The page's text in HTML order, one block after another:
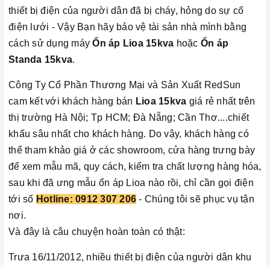
thiết bị điện của người dân đã bị cháy, hỏng do sự cố
điện lưới - Vậy Bạn hãy bảo vệ tài sản nhà mình bằng
cách sử dụng máyỔn áp Lioa 15kva hoặc Ổn áp
Standa 15kva.
Công Ty Cổ Phần Thương Mại và Sản Xuất RedSun
cam kết với khách hàng bán Lioa 15kva giá rẻ nhất trên
thị trường Hà Nội; Tp HCM; Đà Nẵng; Cần Thơ....chiết
khấu sâu nhất cho khách hàng. Do vậy, khách hàng có
thể tham khảo giá ở các showroom, cửa hàng trưng bày
để xem mẫu mã, quy cách, kiểm tra chất lượng hàng hóa,
sau khi đã ưng mẫu ổn áp Lioa nào rồi, chỉ cần gọi điện
tới số Hotline: 0912 307 206 - Chúng tôi sẽ phục vụ tận
nơi.
Và đây là câu chuyện hoàn toàn có thật:
Trưa 16/11/2012, nhiều thiết bị điện của người dân khu